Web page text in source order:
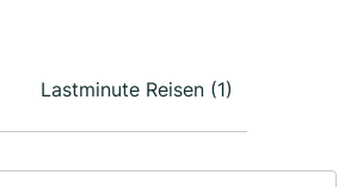
Lastminute Reisen (1)